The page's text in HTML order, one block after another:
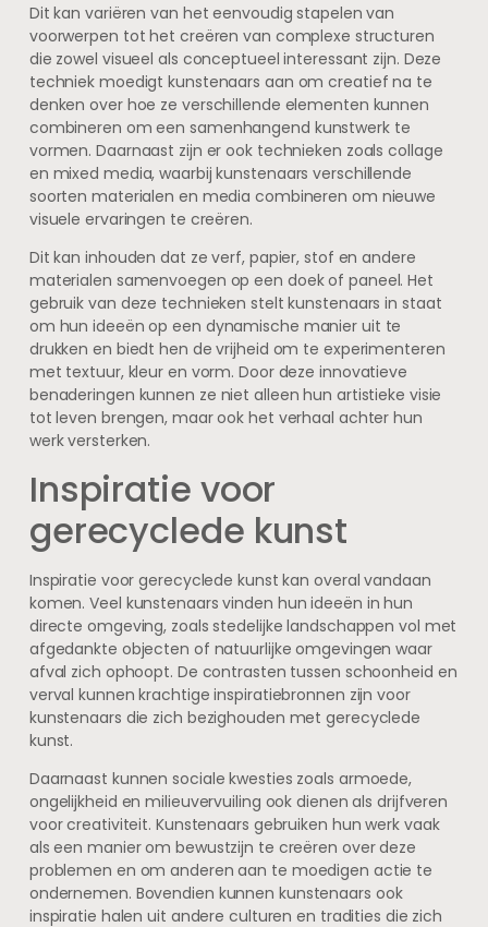
Dit kan variëren van het eenvoudig stapelen van
voorwerpen tot het creëren van complexe structuren
die zowel visueel als conceptueel interessant zijn. Deze
techniek moedigt kunstenaars aan om creatief na te
denken over hoe ze verschillende elementen kunnen
combineren om een samenhangend kunstwerk te
vormen. Daarnaast zijn er ook technieken zoals collage
en mixed media, waarbij kunstenaars verschillende
soorten materialen en media combineren om nieuwe
visuele ervaringen te creëren.
Dit kan inhouden dat ze verf, papier, stof en andere
materialen samenvoegen op een doek of paneel. Het
gebruik van deze technieken stelt kunstenaars in staat
om hun ideeën op een dynamische manier uit te
drukken en biedt hen de vrijheid om te experimenteren
met textuur, kleur en vorm. Door deze innovatieve
benaderingen kunnen ze niet alleen hun artistieke visie
tot leven brengen, maar ook het verhaal achter hun
werk versterken.
Inspiratie voor
gerecyclede kunst
Inspiratie voor gerecyclede kunst kan overal vandaan
komen. Veel kunstenaars vinden hun ideeën in hun
directe omgeving, zoals stedelijke landschappen vol met
afgedankte objecten of natuurlijke omgevingen waar
afval zich ophoopt. De contrasten tussen schoonheid en
verval kunnen krachtige inspiratiebronnen zijn voor
kunstenaars die zich bezighouden met gerecyclede
kunst.
Daarnaast kunnen sociale kwesties zoals armoede,
ongelijkheid en milieuvervuiling ook dienen als drijfveren
voor creativiteit. Kunstenaars gebruiken hun werk vaak
als een manier om bewustzijn te creëren over deze
problemen en om anderen aan te moedigen actie te
ondernemen. Bovendien kunnen kunstenaars ook
inspiratie halen uit andere culturen en tradities die zich